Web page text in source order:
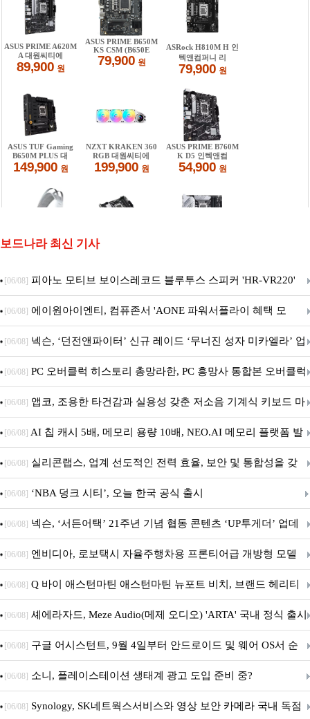
보드나라 최신 기사
[06/08] 피아노 모티브 보이스레코드 블루투스 스피커 'HR-VR220'
출시
[06/08] 에이원아이엔티, 컴퓨존서 'AONE 파워서플라이 혜택 모
음.ZIP' 이벤트 진행
[06/08] 넥슨, ‘던전앤파이터’ 신규 레이드 ‘무너진 성자 미카엘라’ 업
데이트!
[06/08] PC 오버클럭 히스토리 총망라한, PC 흥망사 통합본 오버클럭
특집(1-4편)
[06/08] 앱코, 조용한 타건감과 실용성 갖춘 저소음 기계식 키보드 마
우스 세트 'KM580' 출시
[06/08] AI 칩 캐시 5배, 메모리 용량 10배, NEO.AI 메모리 플랫폼 발
표
[06/08] 실리콘랩스, 업계 선도적인 전력 효율, 보안 및 통합성을 갖
춘 초저전력 블루투스 LE SoC ‘BG2B’ 공개
[06/08] ‘NBA 덩크 시티’, 오늘 한국 공식 출시
[06/08] 넥슨, ‘서든어택’ 21주년 기념 협동 콘텐츠 ‘UP투게더’ 업데
이트
[06/08] 엔비디아, 로보택시 자율주행차용 프론티어급 개방형 모델
‘알파마요 2 슈퍼’ 상업적 이용 가능
[06/08] Q 바이 애스턴마틴 애스턴마틴 뉴포트 비치, 브랜드 헤리티
지 담은 ‘헤리티지 에디션 컬렉션’ 공개
[06/08] 셰에라자드, Meze Audio(메제 오디오) 'ARTA' 국내 정식 출시
[06/08] 구글 어시스턴트, 9월 4일부터 안드로이드 및 웨어 OS서 순
차 서비스 종료
[06/08] 소니, 플레이스테이션 생태계 광고 도입 준비 중?
[06/08] Synology, SK네트웍스서비스와 영상 보안 카메라 국내 독점